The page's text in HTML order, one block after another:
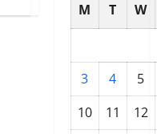
M T W
3 4
5
10
11
12